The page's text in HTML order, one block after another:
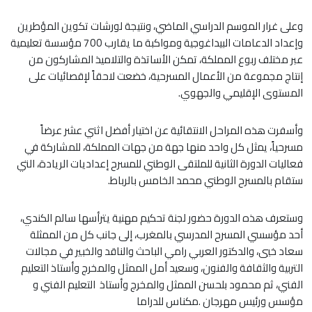
وعلى غرار الموسم الدراسي الماضي، ونتيجة لورشات تكوين المؤطرين
وإعداد الدعامات البيداغوجية ومواكبة ما يقارب 700 مؤسسة تعليمية
عبر مختلف ربوع المملكة، تمكن الأساتذة والتلاميذ المشاركون من
إنتاج مجموعة من الأعمال المسرحية، خضعت لاحقاً لإقصائيات على
المستوى الإقليمي والجهوي.
وأسفرت هذه المراحل الانتقائية عن اختيار أفضل اثني عشر عرضاً
مسرحياً، يمثل كل واحد منها جهة من جهات المملكة، للمشاركة في
فعاليات الدورة الثانية للملتقى الوطني للمسرح إعداديات الريادة، التي
ستقام بالمسرح الوطني محمد الخامس بالرباط.
وستعرف هذه الدورة حضور لجنة تحكيم مهنية يترأسها سالم الكندي،
أحد مؤسسي المسرح المدرسي بالمغرب، إلى جانب كل من الممثلة
سعاد خيي، والدكتور العربي رامي الباحث والناقد والخبير في مجالات
التربية والثقافة والفنون، وسعيد أمل الممثل والمخرج وأستاذ التعليم
الفني، ثم محمود بلحسن الممثل والمخرج وأستاذ التعليم الفني و
مؤسس ورئيس مهرجان .مكناس للدراما